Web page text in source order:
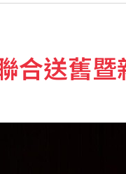
絡 駐中俄武官在列
新富族
合送舊暨